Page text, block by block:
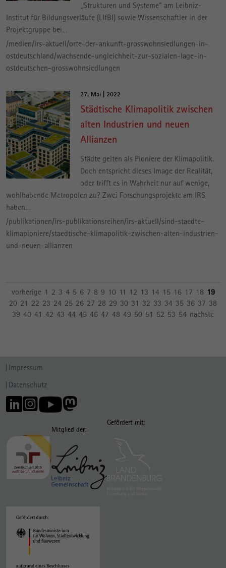
„Strukturen und Systeme“ am Leibniz-
Institut für Bildungsverläufe (LIfBI) sowie Wissenschaftler in der
Projektgruppe bei…
/medien/irs-aktuell/orte-der-ankunft-grosswohnsiedlungen-in-
ostdeutschland/wachsende-ungleichheit-zur-sozialen-lage-in-
ostdeutschen-grosswohnsiedlungen
27. Mai | 2022
Städtische Klimapolitik zwischen
alten Industrien und neuen
Allianzen
Städte gelten als Pioniere der Klimapolitik.
Doch entspricht dieses Image der Realität,
oder trifft es in Wahrheit nur auf wenige,
wohlhabende Metropolen zu? Zwei Forschungsprojekte am IRS
haben…
/publikationen/irs-publikationsreihen/irs-aktuell/sind-staedte-
klimapioniere/staedtische-klimapolitik-zwischen-alten-industrien-
und-neuen-allianzen
vorherige 1 2 3 4 5 6 7 8 9 10 11 12 13 14 15 16 17 18 19
20 21 22 23 24 25 26 27 28 29 30 31 32 33 34 35 36 37 38
39 40 41 42 43 44 45 46 47 48 49 50 51 52 53 54 nächste
Impressum
Datenschutz
Mitglied der:
Gefördert mit: